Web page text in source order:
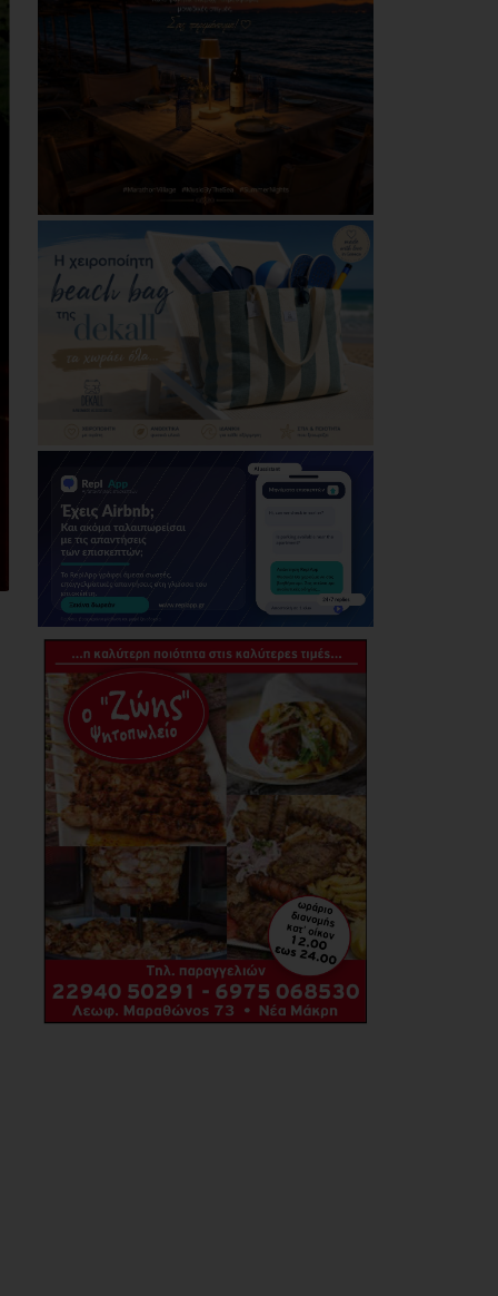
Αποκεντρωμένη
Διοίκηση για τον
Αβαρκιώτη
06/08/2026
Δήμος Μαραθώνα: Το
νέο πρόγραμμα «ΔΕΝ
ΤΟ ΕΙΔΑΜΕ 2026»
06/08/2026
Με μεγαλοπρέπεια η
λιτάνευση της
εικόνας της
Μεταμόρφωσης του
Σωτήρος στη Ζωφριά
(photos+videos)
Καλοκαιριού: Ο Πάνος
Μουζουράκης στο
Marathon Village - Την
Πέμπτη 27 Αυγούστου
06/08/2026
Απομάκρυνση 240
τραπεζοκαθισμάτων
σε 13 επιχειρησιακές
δράσεις της
Δημοτικής
Αστυνομίας (photos)
06/08/2026
Ολοταχώς για την
έκτη θητεία του ο
Δημήτρης Λουκάς
06/08/2026